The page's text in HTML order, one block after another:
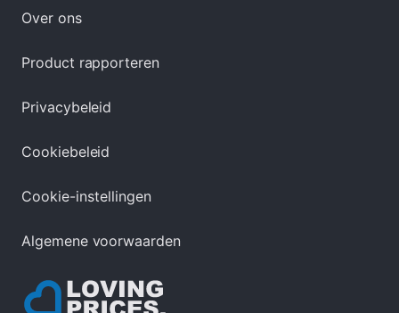
Over ons
Product rapporteren
Privacybeleid
Cookiebeleid
Cookie-instellingen
Algemene voorwaarden